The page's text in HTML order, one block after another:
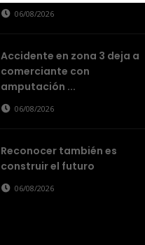
06/08/2026
Accidente en zona 3 deja a
comerciante con
amputación ...
06/08/2026
Reconocer también es
construir el futuro
06/08/2026